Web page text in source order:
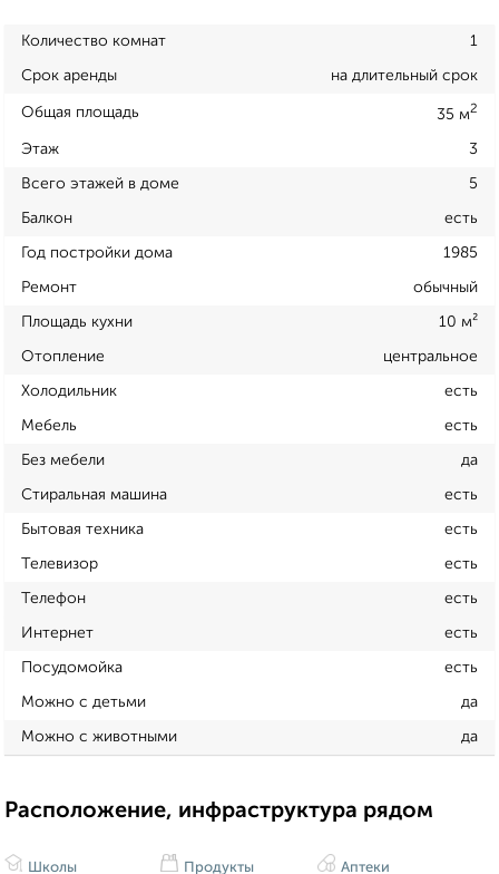
Количество комнат 1
Срок аренды на длительный срок
Общая площадь 35 м2
Этаж 3
Всего этажей в доме 5
Балкон есть
Год постройки дома 1985
Ремонт обычный
Площадь кухни 10 м²
Отопление центральное
Холодильник есть
Мебель есть
Без мебели да
Стиральная машина есть
Бытовая техника есть
Телевизор есть
Телефон есть
Интернет есть
Посудомойка есть
Можно с детьми да
Можно с животными да
Расположение, инфраструктура рядом
Школы Продукты Аптеки